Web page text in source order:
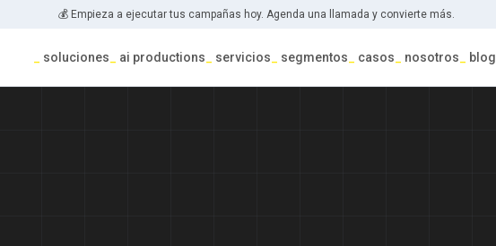
💰 Empieza a ejecutar tus campañas hoy. Agenda una llamada y convierte más.
soluciones ai productions servicios segmentos casos nosotros blog